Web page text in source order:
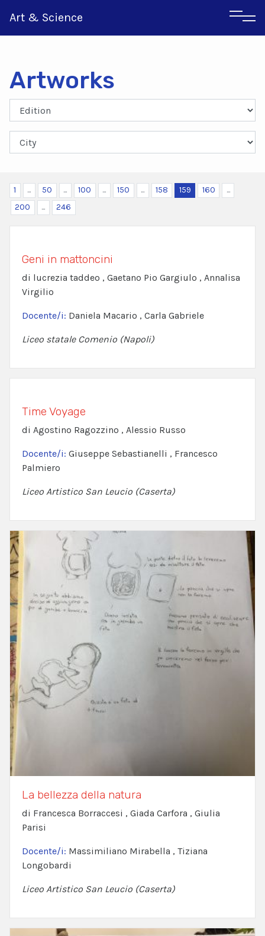
Art & Science
Greek
Artworks
1 ... 50 ... 100 ... 150 ... 158 159 160
...
200
... 246
Geni in mattoncini
di lucrezia taddeo , Gaetano Pio Gargiulo , Annalisa
Virgilio
Docente/i: Daniela Macario , Carla Gabriele
Liceo statale Comenio (Napoli)
Time Voyage
di Agostino Ragozzino , Alessio Russo
Docente/i: Giuseppe Sebastianelli , Francesco
Palmiero
Liceo Artistico San Leucio (Caserta)
La bellezza della natura
di Francesca Borraccesi , Giada Carfora , Giulia
Parisi
Docente/i: Massimiliano Mirabella , Tiziana
Longobardi
Liceo Artistico San Leucio (Caserta)